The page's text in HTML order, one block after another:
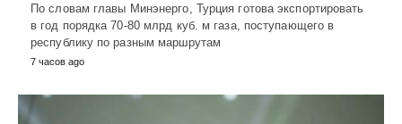
По словам главы Минэнерго, Турция готова экспортировать
в год порядка 70-80 млрд куб. м газа, поступающего в
республику по разным маршрутам
7 часов ago